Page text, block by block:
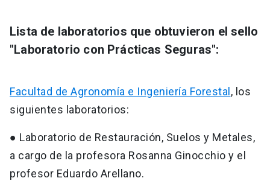
Lista de laboratorios que obtuvieron el sello
"Laboratorio con Prácticas Seguras":
Facultad de Agronomía e Ingeniería Forestal , los
siguientes laboratorios:
● Laboratorio de Restauración, Suelos y Metales,
a cargo de la profesora Rosanna Ginocchio y el
profesor Eduardo Arellano.